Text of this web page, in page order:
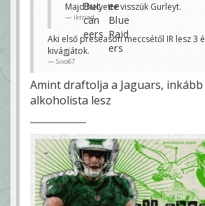
iktriad
Pedig azt hittem már dörzsölöd a
csak el McCoy-t a parádés jax
baggio
Majd helyette visszük Gurleyt.
iktriad
Aki első preseason meccsétől IR lesz 3
kivágjátok.
Sixo67
Amint draftolja a Jaguars, inkább
alkoholista lesz